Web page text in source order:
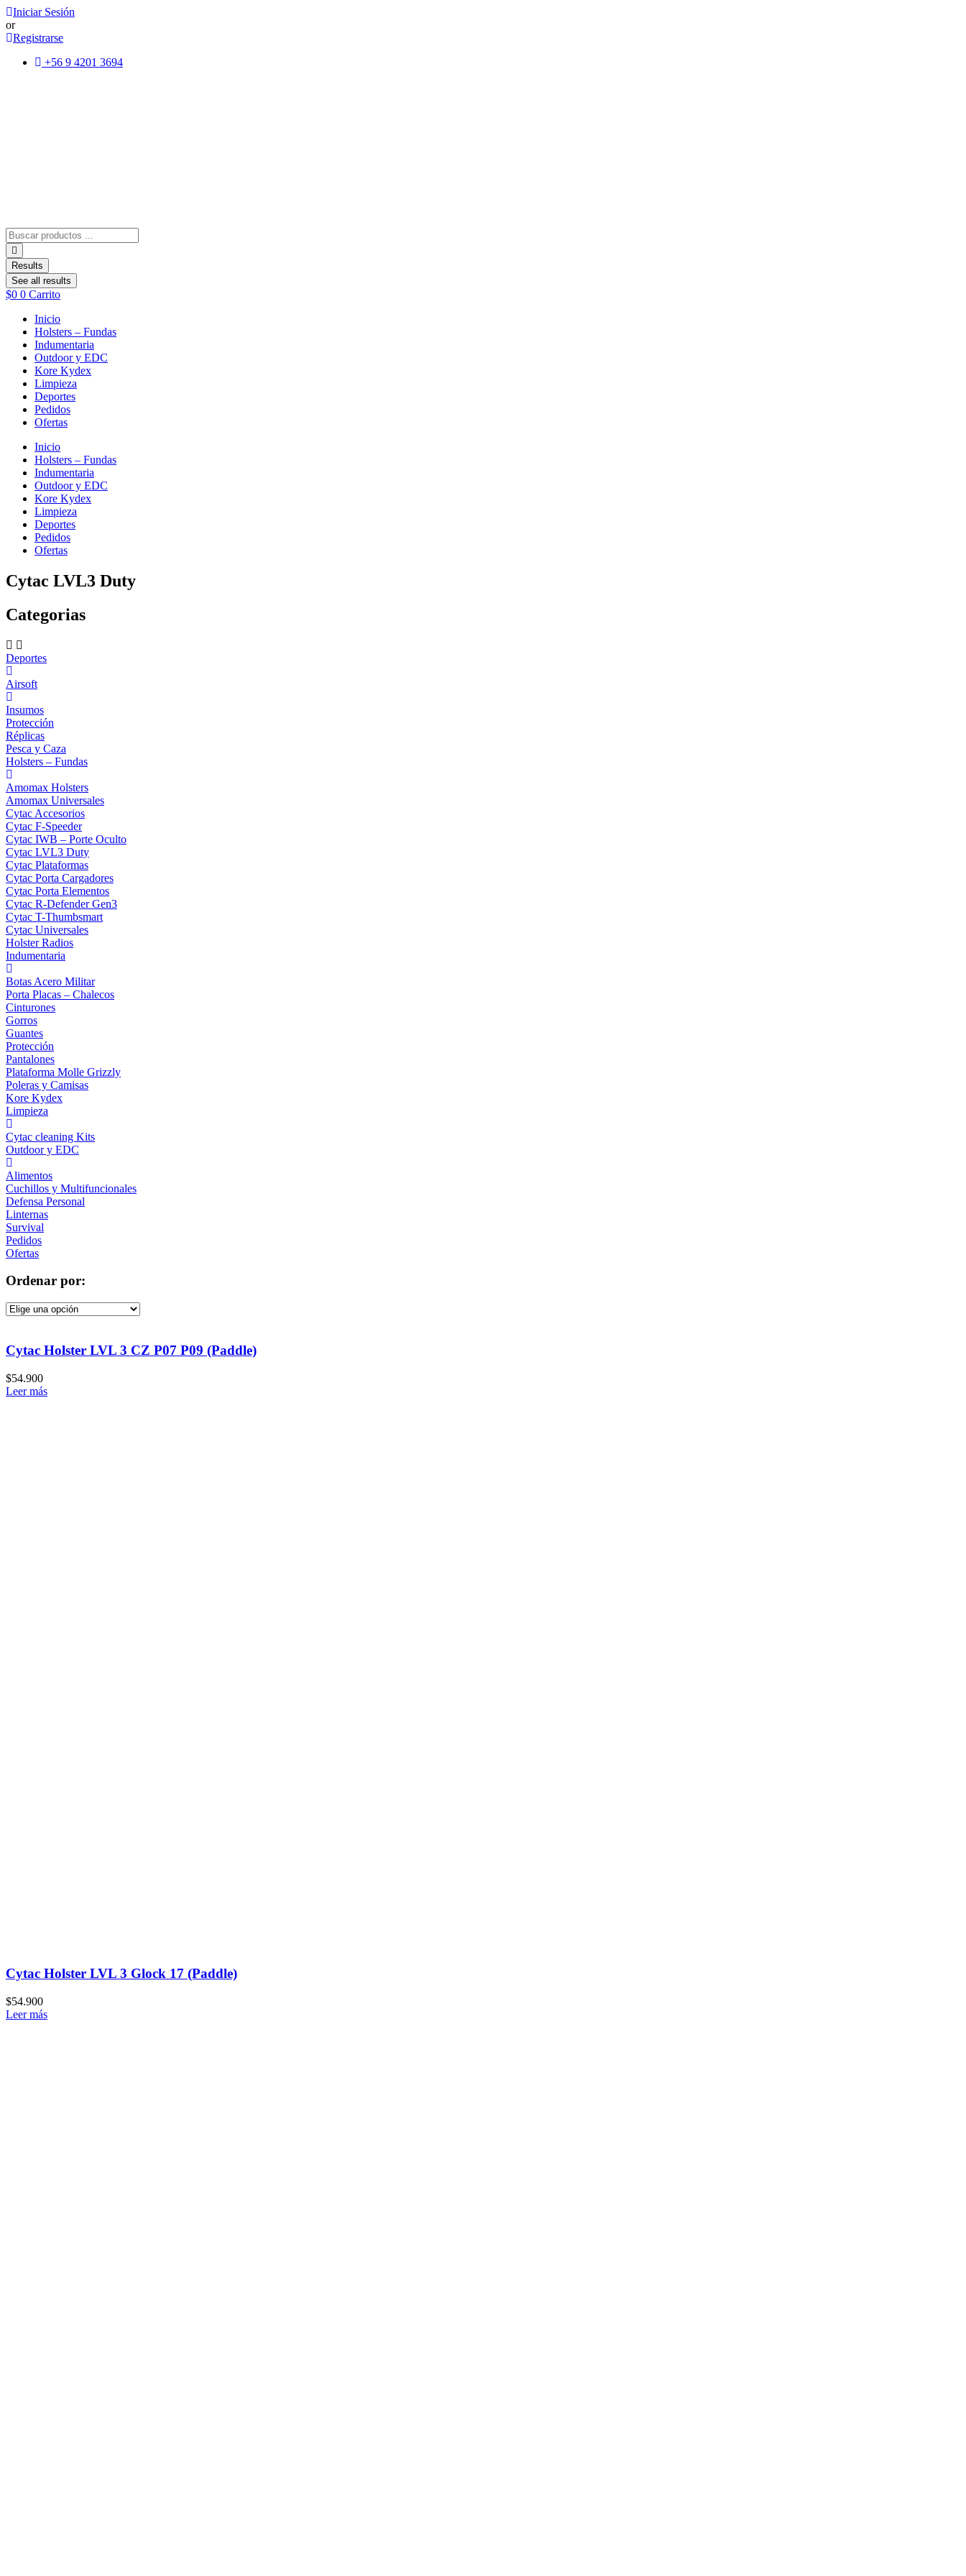
Ir
al
contenido
Iniciar Sesión
or
Registrarse
+56 9 4201 3694
Search
...
Results
See all results
$0 0 Carrito
Inicio
Holsters – Fundas
Indumentaria
Outdoor y EDC
Kore Kydex
Limpieza
Deportes
Pedidos
Ofertas
Inicio
Holsters – Fundas
Indumentaria
Outdoor y EDC
Kore Kydex
Limpieza
Deportes
Pedidos
Ofertas
Cytac LVL3 Duty
Categorias
Deportes
Airsoft
Insumos
Protección
Réplicas
Pesca y Caza
Holsters – Fundas
Amomax Holsters
Amomax Universales
Cytac Accesorios
Cytac F-Speeder
Cytac IWB – Porte Oculto
Cytac LVL3 Duty
Cytac Plataformas
Cytac Porta Cargadores
Cytac Porta Elementos
Cytac R-Defender Gen3
Cytac T-Thumbsmart
Cytac Universales
Holster Radios
Indumentaria
Botas Acero Militar
Porta Placas – Chalecos
Cinturones
Gorros
Guantes
Protección
Pantalones
Plataforma Molle Grizzly
Poleras y Camisas
Kore Kydex
Limpieza
Cytac cleaning Kits
Outdoor y EDC
Alimentos
Cuchillos y Multifuncionales
Defensa Personal
Linternas
Survival
Pedidos
Ofertas
Ordenar por:
Cytac Holster LVL 3 CZ P07 P09 (Paddle)
$54.900
Leer más
Cytac Holster LVL 3 Glock 17 (Paddle)
$54.900
Leer más